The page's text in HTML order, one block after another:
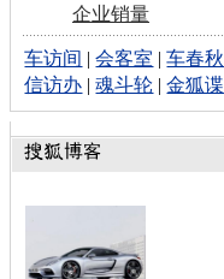
企业销量
车访间 |会客室 |车春秋
信访办 |魂斗轮 |金狐谍